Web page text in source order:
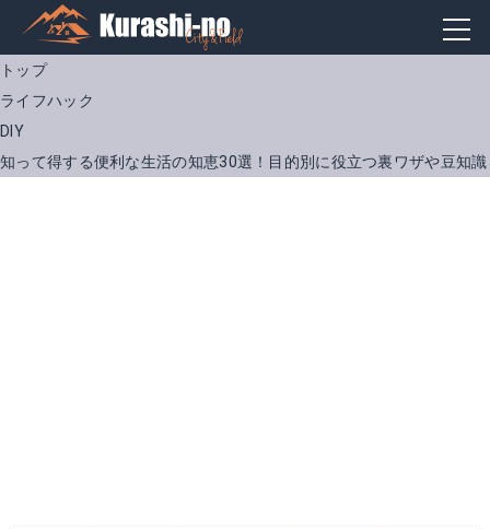
トップ
ライフハック
DIY
知って得する便利な生活の知恵30選！目的別に役立つ裏ワザや豆知